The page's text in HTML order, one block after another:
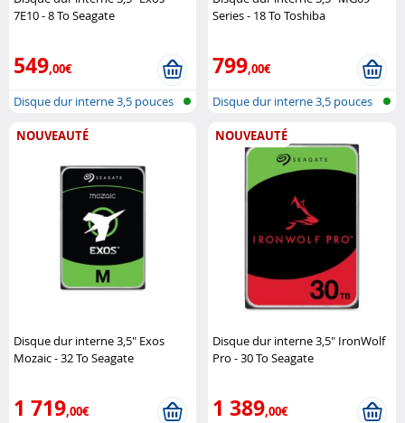
7E10 - 8 To Seagate
549,00€
Disque dur interne 3,5 pouces
Series - 18 To Toshiba
799,00€
Disque dur interne 3,5 pouces
NOUVEAUTÉ
Disque dur interne 3,5" Exos
Mozaic - 32 To Seagate
1 719,00€
NOUVEAUTÉ
Disque dur interne 3,5" IronWolf
Pro - 30 To Seagate
1 389,00€